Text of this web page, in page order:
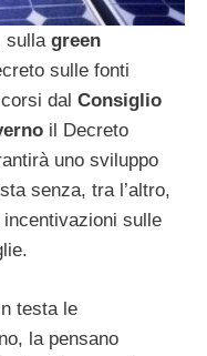
sulla green
sulle fonti
dal Consiglio
il Decreto
uno sviluppo
senza, tra l’altro,
sulle
testa le
la pensano